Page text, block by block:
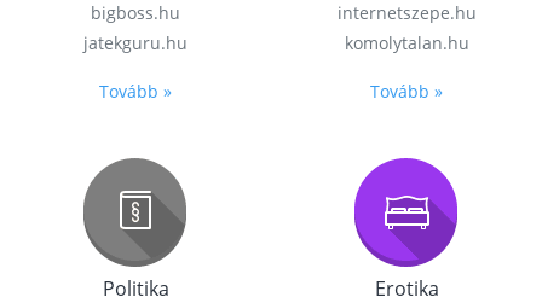
bigboss.hu
jatekguru.hu
Tovább »
internetszepe.hu
komolytalan.hu
Tovább »
Politika Erotika